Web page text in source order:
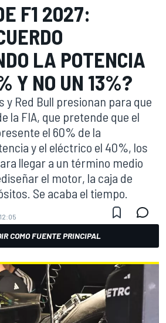
F1 2027:
LA POTENCIA
Y NO UN 13%?
y Red Bull presionan para que
la FIA, que pretende que el
el 60% de la
y el eléctrico el 40%, los
llegar a un término medio
el motor, la caja de
Se acaba el tiempo.
COMO FUENTE PRINCIPAL